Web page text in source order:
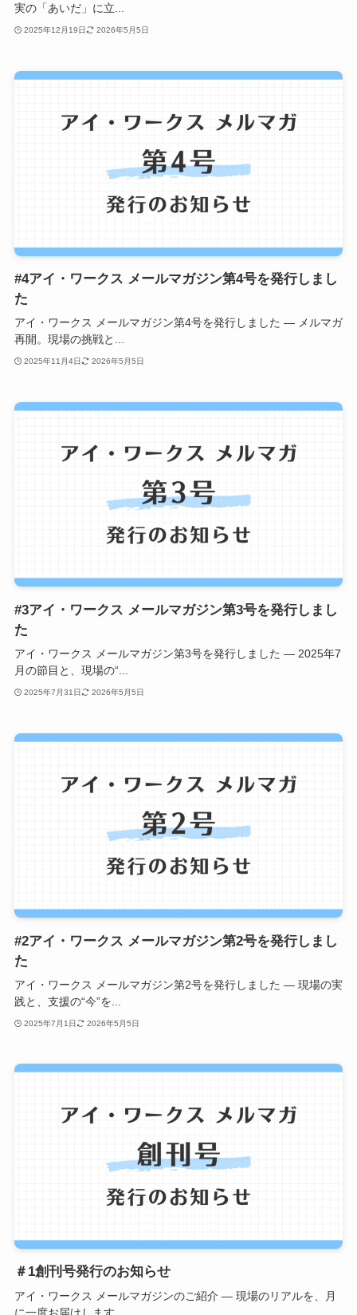
実の「あいだ」に立...
2025年12月19日 2026年5月5日
#4アイ・ワークス メールマガジン第4号を発行しまし
た
アイ・ワークス メールマガジン第4号を発行しました ― メルマガ
再開。現場の挑戦と...
2025年11月4日 2026年5月5日
#3アイ・ワークス メールマガジン第3号を発行しまし
た
アイ・ワークス メールマガジン第3号を発行しました ― 2025年7
月の節目と、現場の“...
2025年7月31日 2026年5月5日
#2アイ・ワークス メールマガジン第2号を発行しまし
た
アイ・ワークス メールマガジン第2号を発行しました ― 現場の実
践と、支援の“今”を...
2025年7月1日 2026年5月5日
＃1創刊号発行のお知らせ
アイ・ワークス メールマガジンのご紹介 ― 現場のリアルを、月
に一度お届けします ...